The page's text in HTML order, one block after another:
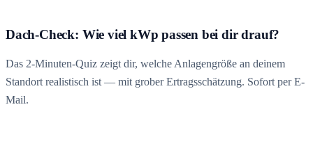
Dach-Check: Wie viel kWp passen bei dir drauf?
Das 2-Minuten-Quiz zeigt dir, welche Anlagengröße an deinem
Standort realistisch ist — mit grober Ertragsschätzung. Sofort per E-
Mail.